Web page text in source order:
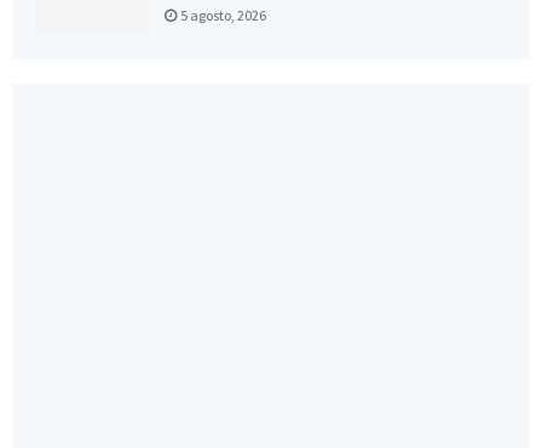
5 agosto, 2026